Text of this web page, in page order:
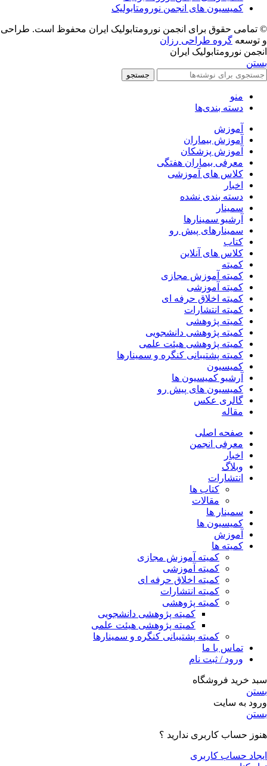
کمیسیون های انجمن نورومتابولیک
© تمامی حقوق برای انجمن نورومتابولیک ایران محفوظ است. طراحی
و توسعه گروه طراحی رزان
انجمن نورومتابولیک ایران
بستن
جستجو
منو
دسته بندی‌ها
آموزش
آموزش بیماران
آموزش پزشکان
معرفی بیماران هفتگی
کلاس های آموزشی
اخبار
دسته بندی نشده
سمینار
آرشیو سمینارها
سمینارهای پیش رو
کتاب
کلاس های آنلاین
کمیته
کمیته آموزش مجازی
کمیته آموزشی
کمیته اخلاق حرفه ای
کمیته انتشارات
کمیته پژوهشی
کمیته پژوهشی دانشجویی
کمیته پژوهشی هیئت علمی
کمیته پشتیبانی کنگره و سمینارها
کمیسیون
آرشیو کمیسیون ها
کمیسیون های پیش رو
گالری عکس
مقاله
صفحه اصلی
معرفی انجمن
اخبار
وبلاگ
انتشارات
کتاب ها
مقالات
سمینار ها
کمیسیون ها
آموزش
کمیته ها
کمیته آموزش مجازی
کمیته آموزشی
کمیته اخلاق حرفه ای
کمیته انتشارات
کمیته پژوهشی
کمیته پژوهشی دانشجویی
کمیته پژوهشی هیئت علمی
کمیته پشتیبانی کنگره و سمینارها
تماس با ما
ورود / ثبت نام
سبد خرید فروشگاه
بستن
ورود به سایت
بستن
هنوز حساب کاربری ندارید ؟
ایجاد حساب کاربری